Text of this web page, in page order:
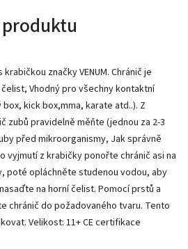
značky VENUM. Chránič je
Vhodný pro všechny kontaktní
kick box,mma, karate atd..). Z
zubů pravidelně měňte (jednou za 2-3
před mikroorganismy, Jak správně
vyjmutí z krabičky ponořte chránič asi na
poté opláchněte studenou vodou, aby
na horní čelist. Pomocí prstů a
chránič do požadovaného tvaru. Tento
Velikost: 11+ CE certifikace